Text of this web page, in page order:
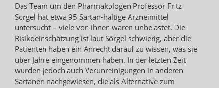
Das Team um den Pharmakologen Professor Fritz
Sörgel hat etwa 95 Sartan-haltige Arzneimittel
untersucht – viele von ihnen waren unbelastet. Die
Risikoeinschätzung ist laut Sörgel schwierig, aber die
Patienten haben ein Anrecht darauf zu wissen, was sie
über Jahre eingenommen haben. In der letzten Zeit
wurden jedoch auch Verunreinigungen in anderen
Sartanen nachgewiesen, die als Alternative zum